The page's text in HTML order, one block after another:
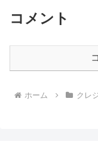
コメント
ホーム クレ